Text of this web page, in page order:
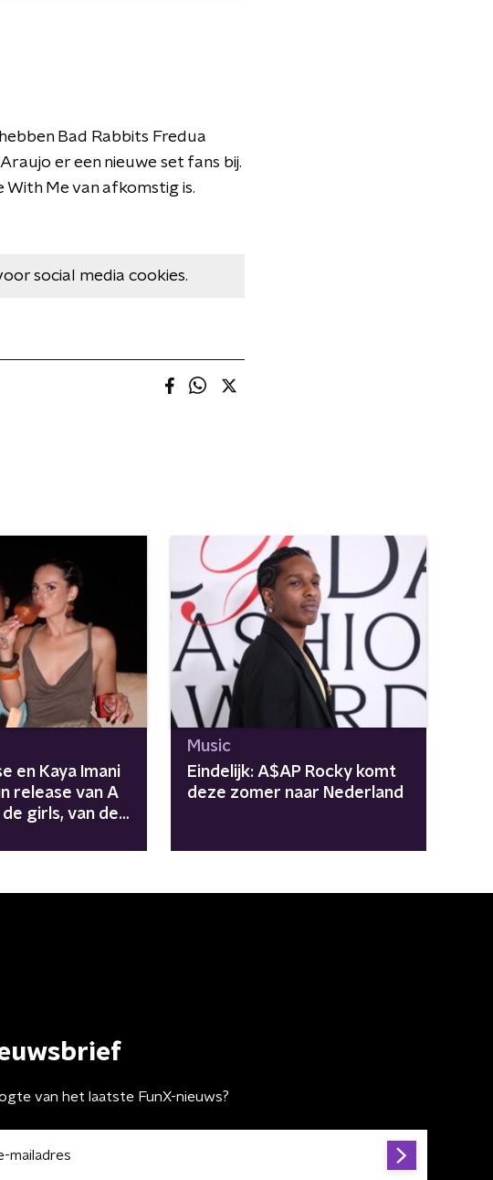
Bad Rabbits Fredua
er een nieuwe set fans bij.
With Me van afkomstig is.
social media cookies.
en Kaya Imani
release van A
girls, van de
Music
Eindelijk: A$AP Rocky komt
deze zomer naar Nederland
van het laatste FunX-nieuws?